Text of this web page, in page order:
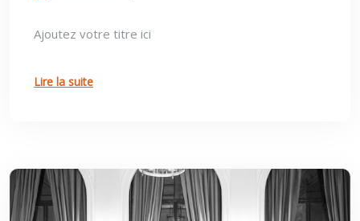
Ajoutez votre titre ici
Lire la suite